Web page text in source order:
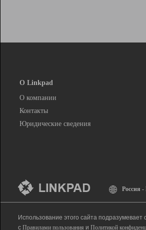
О Linkpad
О компании
Контакты
Юридические сведения
Россия -
Использование этого сайта подразумевает
с Правилами пользования и Политикой